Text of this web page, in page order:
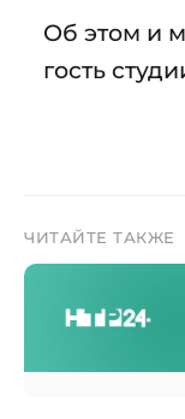
Об этом и
гость
ЧИТАЙТЕ ТАКЖЕ